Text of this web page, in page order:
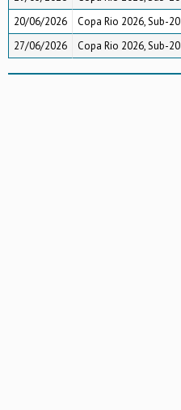
20/06/2026
Copa Rio 2026, Sub-20
27/06/2026
Copa Rio 2026, Sub-20